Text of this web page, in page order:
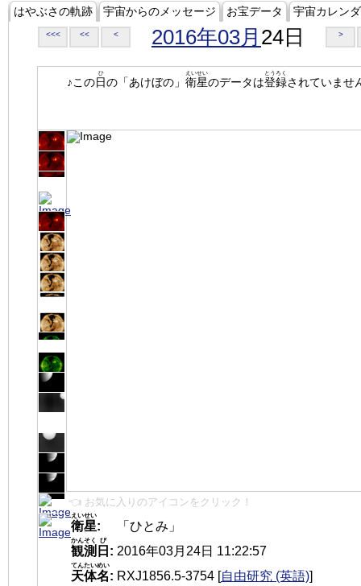
はやぶさの軌跡 宇宙からのメッセージ お宝データ 宇宙カレン
<<< << < 2016年03月 24日 >
♪この日
ひ
の「あけぼの」 衛星
えいせい
のデータは登録
とうろく
されていませ
👈 お気に入りのアイコンをクリック！
衛星
えいせい
:
「ひとみ」
観測
かんそく
日
び
: 2016年03月24日 11:22:57
天体名
てんたいめい
: RXJ1856.5-3754 [自由研究 (英語)]